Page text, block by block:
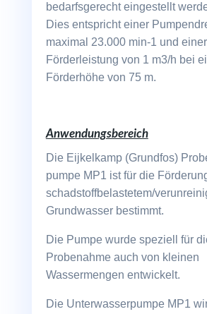
bedarfsgerecht eingestellt
Dies entspricht einer
maximal 23.000 min-1 und einer
Förderleistung von 1 m3/h bei
Förderhöhe von 75 m.
Anwendungsbereich
Die Eijkelkamp (Grundfos)
pumpe MP1 ist für die
schadstoffbelastetem/
Grundwasser bestimmt.
Die Pumpe wurde speziell für
Probenahme auch von kleinen
Wassermengen entwickelt.
Die Unterwasserpumpe MP1